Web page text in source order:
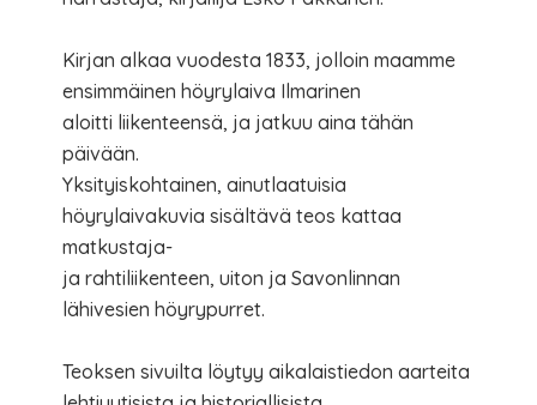
Kirjan alkaa vuodesta 1833, jolloin maamme
ensimmäinen höyrylaiva Ilmarinen
aloitti liikenteensä, ja jatkuu aina tähän
päivään.
Yksityiskohtainen, ainutlaatuisia
höyrylaivakuvia sisältävä teos kattaa
matkustaja-
ja rahtiliikenteen, uiton ja Savonlinnan
lähivesien höyrypurret.
Teoksen sivuilta löytyy aikalaistiedon aarteita